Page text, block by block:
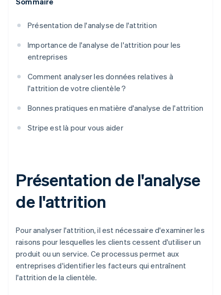
Présentation de l'analyse de l'attrition
Importance de l'analyse de l'attrition pour les
entreprises
Comment analyser les données relatives à
l'attrition de votre clientèle ?
Bonnes pratiques en matière d'analyse de l'attrition
Stripe est là pour vous aider
Présentation de l'analyse
de l'attrition
Pour analyser l'attrition, il est nécessaire d'examiner les
raisons pour lesquelles les clients cessent d'utiliser un
produit ou un service. Ce processus permet aux
entreprises d'identifier les facteurs qui entraînent
l'attrition de la clientèle.